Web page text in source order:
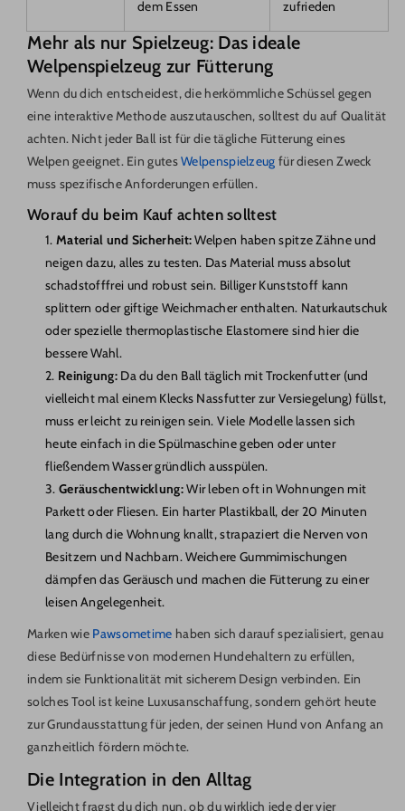
dem Essen
zufrieden
Mehr als nur Spielzeug: Das ideale
Welpenspielzeug zur Fütterung
Wenn du dich entscheidest, die herkömmliche Schüssel gegen
eine interaktive Methode auszutauschen, solltest du auf Qualität
achten. Nicht jeder Ball ist für die tägliche Fütterung eines
Welpen geeignet. Ein gutesWelpenspielzeug für diesen Zweck
muss spezifische Anforderungen erfüllen.
Worauf du beim Kauf achten solltest
Material und Sicherheit:Welpen haben spitze Zähne und
neigen dazu, alles zu testen. Das Material muss absolut
schadstofffrei und robust sein. Billiger Kunststoff kann
splittern oder giftige Weichmacher enthalten. Naturkautschuk
oder spezielle thermoplastische Elastomere sind hier die
bessere Wahl.
Reinigung:Da du den Ball täglich mit Trockenfutter (und
vielleicht mal einem Klecks Nassfutter zur Versiegelung) füllst,
muss er leicht zu reinigen sein. Viele Modelle lassen sich
heute einfach in die Spülmaschine geben oder unter
fließendem Wasser gründlich ausspülen.
Geräuschentwicklung:Wir leben oft in Wohnungen mit
Parkett oder Fliesen. Ein harter Plastikball, der 20 Minuten
lang durch die Wohnung knallt, strapaziert die Nerven von
Besitzern und Nachbarn. Weichere Gummimischungen
dämpfen das Geräusch und machen die Fütterung zu einer
leisen Angelegenheit.
Marken wie Pawsometime haben sich darauf spezialisiert, genau
diese Bedürfnisse von modernen Hundehaltern zu erfüllen,
indem sie Funktionalität mit sicherem Design verbinden. Ein
solches Tool ist keine Luxusanschaffung, sondern gehört heute
zur Grundausstattung für jeden, der seinen Hund von Anfang an
ganzheitlich fördern möchte.
Die Integration in den Alltag
Vielleicht fragst du dich nun, ob du wirklich jede der vier